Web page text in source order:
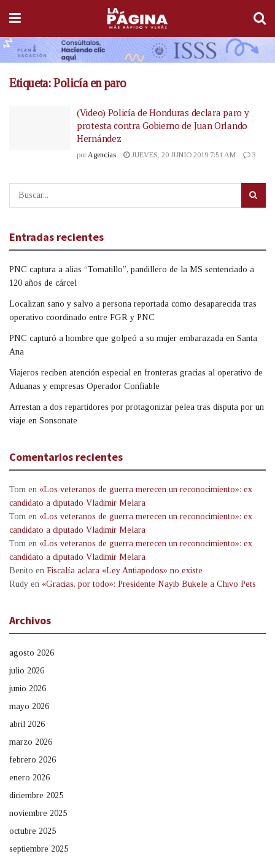
Etiqueta:Policía en paro
(Video) Policía de Honduras declara paro y
protesta contra Gobierno de Juan Orlando
Hernández
por Agencias JUEVES, 20 JUNIO 2019 7:51 AM 3
Entradas recientes
PNC captura a alias “Tomatillo”, pandillero de la MS sentenciado a
120 años de cárcel
Localizan sano y salvo a persona reportada como desaparecida tras
operativo coordinado entre FGR y PNC
PNC capturó a hombre que golpeó a su mujer embarazada en Santa
Ana
Viajeros reciben atención especial en fronteras gracias al operativo de
Aduanas y empresas Operador Confiable
Arrestan a dos repartidores por protagonizar pelea tras disputa por un
viaje en Sonsonate
Comentarios recientes
Tom en «Los veteranos de guerra merecen un reconocimiento»: ex
candidato a diputado Vladimir Melara
Tom en «Los veteranos de guerra merecen un reconocimiento»: ex
candidato a diputado Vladimir Melara
Tom en «Los veteranos de guerra merecen un reconocimiento»: ex
candidato a diputado Vladimir Melara
Benito en Fiscalía aclara «Ley Antiapodos» no existe
Rudy en «Gracias, por todo»: Presidente Nayib Bukele a Chivo Pets
Archivos
agosto 2026
julio 2026
junio 2026
mayo 2026
abril 2026
marzo 2026
febrero 2026
enero 2026
diciembre 2025
noviembre 2025
octubre 2025
septiembre 2025